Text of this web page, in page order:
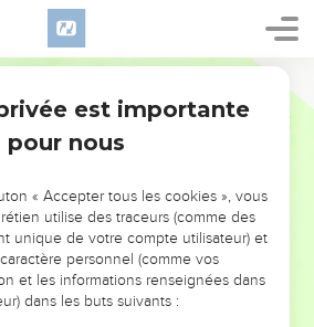
PAS L’ÉVÉNEMENT
L’ANNÉE !
POUVAIENT VOUS ÉVITER LES
VOTRES ?
est importante
pour nous
« Accepter tous les cookies », vous
utilise des traceurs (comme des
unique de votre compte utilisateur) et
personnel (comme vos
et les informations renseignées dans
dans les buts suivants :